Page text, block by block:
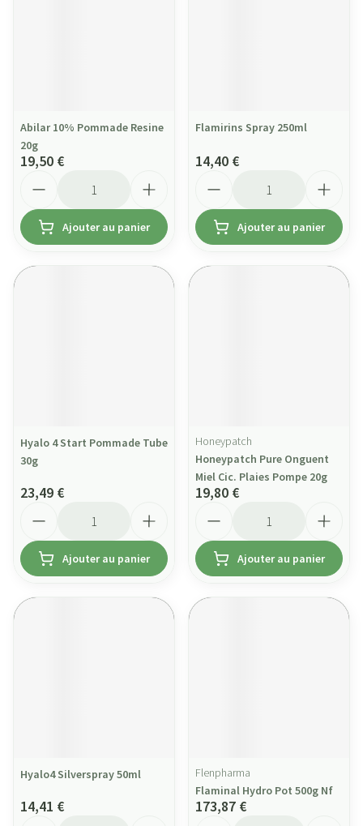
Abilar 10% Pommade Resine
20g
19,50 €
Ajouter au panier
Flamirins Spray 250ml
14,40 €
Ajouter au panier
Hyalo 4 Start Pommade Tube
30g
23,49 €
Ajouter au panier
Honeypatch
Honeypatch Pure Onguent
Miel Cic. Plaies Pompe 20g
19,80 €
Ajouter au panier
Hyalo4 Silverspray 50ml
14,41 €
Flenpharma
Flaminal Hydro Pot 500g Nf
173,87 €